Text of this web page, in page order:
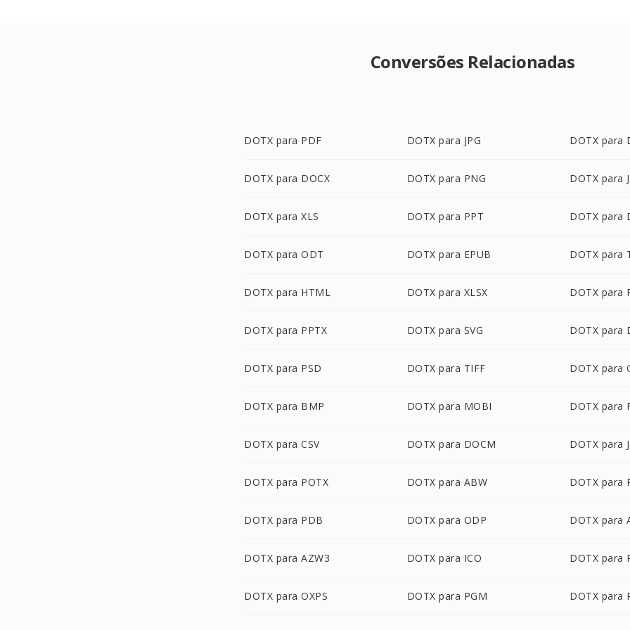
Conversões Relacionadas
DOTX para PDF DOTX para JPG DOTX para
DOTX para DOCX DOTX para PNG DOTX para
DOTX para XLS DOTX para PPT DOTX para
DOTX para ODT DOTX para EPUB DOTX para
DOTX para HTML DOTX para XLSX DOTX para
DOTX para PPTX DOTX para SVG DOTX para
DOTX para PSD DOTX para TIFF DOTX para
DOTX para BMP DOTX para MOBI DOTX para
DOTX para CSV DOTX para DOCM DOTX para
DOTX para POTX DOTX para ABW DOTX para
DOTX para PDB DOTX para ODP DOTX para
DOTX para AZW3 DOTX para ICO DOTX para
DOTX para OXPS DOTX para PGM DOTX para